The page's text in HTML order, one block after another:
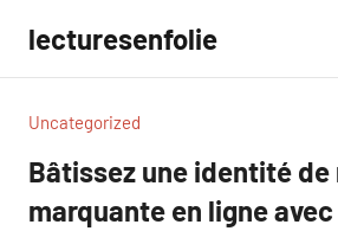
contenu
lecturesenfolie
Uncategorized
Bâtissez une identité de
marquante en ligne